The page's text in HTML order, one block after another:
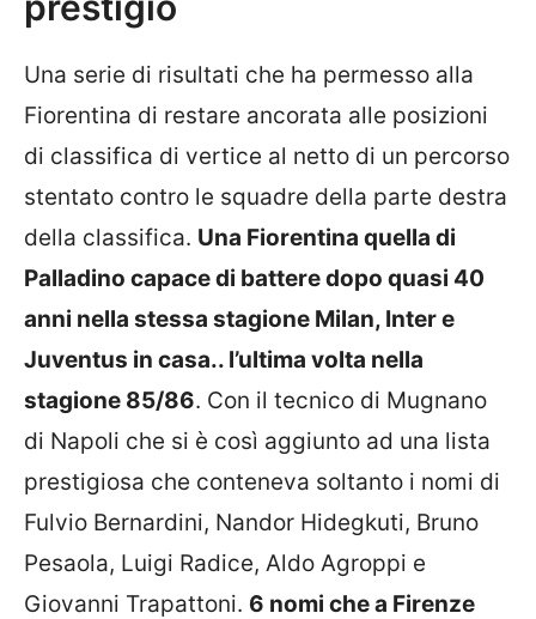
Una serie di risultati che ha permesso alla
Fiorentina di restare ancorata alle posizioni
di classifica di vertice al netto di un percorso
stentato contro le squadre della parte destra
della classifica. Una Fiorentina quella di
Palladino capace di battere dopo quasi 40
anni nella stessa stagione Milan, Inter e
Juventus in casa.. l’ultima volta nella
stagione 85/86. Con il tecnico di Mugnano
di Napoli che si è così aggiunto ad una lista
prestigiosa che conteneva soltanto i nomi di
Fulvio Bernardini, Nandor Hidegkuti, Bruno
Pesaola, Luigi Radice, Aldo Agroppi e
Giovanni Trapattoni. 6 nomi che a Firenze